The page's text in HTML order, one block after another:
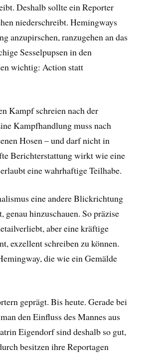
Deshalb sollte ein Reporter
niederschreibt. Hemingways
anzupirschen, ranzugehen an das
Sesselpupsen in den
wichtig: Action statt
Kampf schreien nach der
Kampfhandlung muss nach
Hosen – und darf nicht in
Berichterstattung wirkt wie eine
eine wahrhaftige Teilhabe.
eine andere Blickrichtung
genau hinzuschauen. So präzise
aber eine kräftige
exzellent schreiben zu können.
die wie ein Gemälde
geprägt. Bis heute. Gerade bei
den Einfluss des Mannes aus
Eigendorf sind deshalb so gut,
besitzen ihre Reportagen